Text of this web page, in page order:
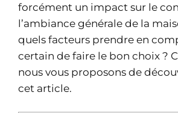
forcément un impact sur le
l’ambiance générale de la
quels facteurs prendre en
certain de faire le bon choix ?
nous vous proposons de
cet article.